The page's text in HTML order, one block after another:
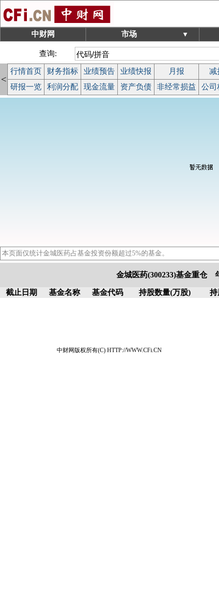
中财网 市场 ▼
查询:
<
行情首页 财务指标 业绩预告 业绩快报 月报
减
研报一览
利润分配 现金流量 资产负债 非经常损益 公司
本页面仅统计金城医药占基金投资份额超过5%的基金。
金城医药(300233)基金重仓
截止日期 基金名称 基金代码 持股数量(万股) 持
中财网版权所有(C) HTTP://WWW.CFi.CN